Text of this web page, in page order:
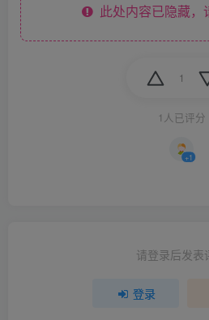
此处内容已隐藏，
1
1人已评分
+1
请登录后发表
登录